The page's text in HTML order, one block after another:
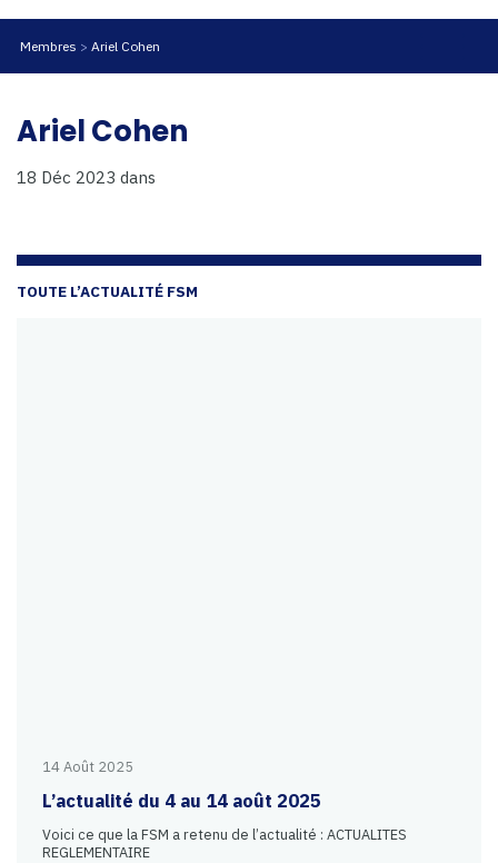
Membres Ariel Cohen
Ariel Cohen
18 Déc 2023 dans
TOUTE L’ACTUALITÉ FSM
14 Août 2025
L’actualité du 4 au 14 août 2025
Voici ce que la FSM a retenu de l’actualité : ACTUALITES
REGLEMENTAIRE